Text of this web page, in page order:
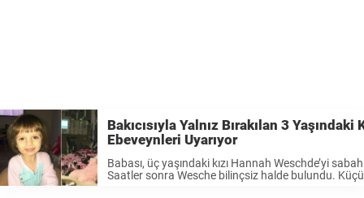
Bakıcısıyla Yalnız Bırakılan 3
Ebeveynleri Uyarıyor
Babası, üç yaşındaki kızı Hannah Weschde’yi
Saatler sonra Wesche bilinçsiz halde bulundu.